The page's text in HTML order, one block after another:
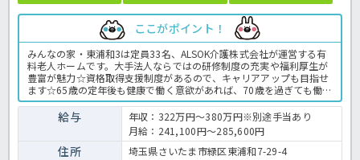
ここがポイント！
みんなの家・東浦和3は定員33名、ALSOK介護株式会社が運営する有
料老人ホームです。大手法人ならではの研修制度の充実や福利厚生が
豊富が魅力☆資格取得支援制度があるので、キャリアアップも目指せ
ます☆65歳の定年後も健康で働く意欲があれば、70歳を過ぎても働き
続けられる環境が整っているのも嬉しいですね。お人柄重視の採用な
ので、無資格・未経験の方も応募歓迎です◎一緒に利用者様に喜んで
頂ける施設を作っていきませんか？有料老人ホームでの介護業務全般
です。 ＜介護職 正職員 有料老人ホームの求人＞
給与
年収：322万円～380万円※別途手当あり
月給：241,100円～285,600円
住所 埼玉県さいたま市緑区東浦和7-29-4